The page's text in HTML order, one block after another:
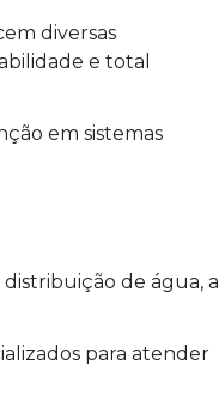
diversas
e total
em sistemas
de água, a
para atender